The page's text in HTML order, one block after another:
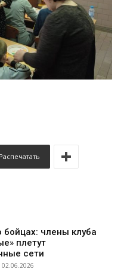
Распечатать
бойцах: члены клуба
плетут
сети
02.06.2026